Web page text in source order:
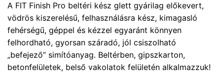
A FIT Finish Pro beltéri kész glett gyárilag előkevert,
vödrös kiszerelésű, felhasználásra kész, kimagasló
fehérségű, géppel és kézzel egyaránt könnyen
felhordható, gyorsan száradó, jól csiszolható
„befejező” simítóanyag. Beltérben, gipszkarton,
betonfelületek, belső vakolatok felületén alkalmazzuk!